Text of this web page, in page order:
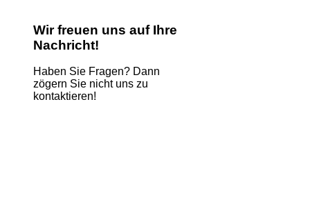
Wir freuen uns auf Ihre
Nachricht!
Haben Sie Fragen? Dann
zögern Sie nicht uns zu
kontaktieren!